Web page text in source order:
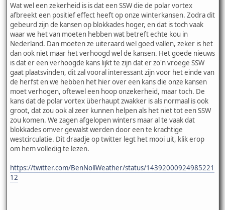
Wat wel een zekerheid is is dat een SSW die de polar vortex
afbreekt een positief effect heeft op onze winterkansen. Zodra dit
gebeurd zijn de kansen op blokkades hoger, en dat is toch vaak
waar we het van moeten hebben wat betreft echte kou in
Nederland. Dan moeten ze uiteraard wel goed vallen, zeker is het
dan ook niet maar het verhoogd wel de kansen. Het goede nieuws
is dat er een verhoogde kans lijkt te zijn dat er zo'n vroege SSW
gaat plaatsvinden, dit zal vooral interessant zijn voor het einde van
de herfst en we hebben het hier over een kans die onze kansen
moet verhogen, oftewel een hoop onzekerheid, maar toch. De
kans dat de polar vortex überhaupt zwakker is als normaal is ook
groot, dat zou ook al zeer kunnen helpen als het niet tot een SSW
zou komen. We zagen afgelopen winters maar al te vaak dat
blokkades omver gewalst werden door een te krachtige
westcirculatie. Dit draadje op twitter legt het mooi uit, klik erop
om hem volledig te lezen.
https://twitter.com/BenNollWeather/status/14392000924985221
12